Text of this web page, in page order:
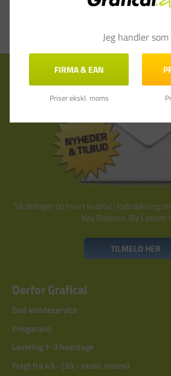
Tilmeld
Så deltager du hvert kvartal i lodtrækning
Kay Bojesen, By Lassen
TILMELD HER
Derfor Grafical
God kundeservice
Prisgaranti
Levering 1-3 hverdage
Fragt fra 49,- (39,- ekskl. moms)
Jeg handler som
FIRMA & EAN
Priser ekskl. moms